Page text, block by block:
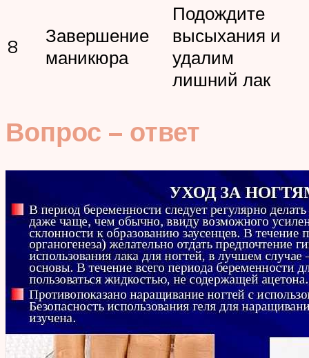
8
Завершение
маникюра
Подождите
высыхания и
удалим
лишний лак
Вопрос – ответ